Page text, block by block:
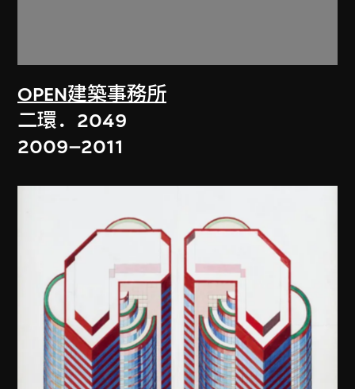
OPEN建築事務所
二環．2049
2009–2011